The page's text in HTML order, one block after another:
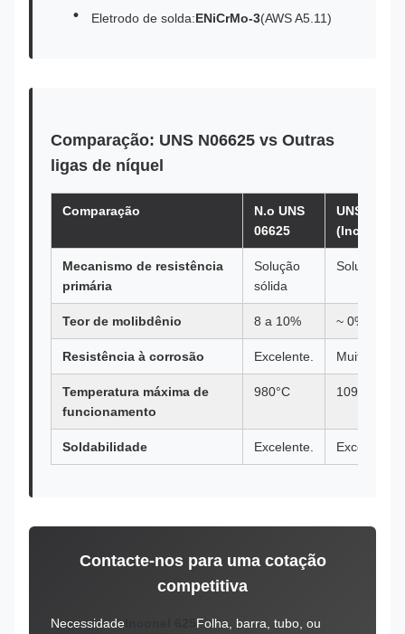
Eletrodo de solda:ENiCrMo-3(AWS A5.11)
Comparação: UNS N06625 vs Outras
ligas de níquel
Comparação
N.o UNS
06625
UNS
(Inconel
Mecanismo de resistência
primária
Solução
sólida
Solução
Teor de molibdênio 8 a 10% ~ 0%
Resistência à corrosão Excelente. Muito bem.
Temperatura máxima de
funcionamento
980°C 1093°C
Soldabilidade Excelente. Excelente.
Contacte-nos para uma cotação
competitiva
Necessidade
Folha, barra, tubo, ou